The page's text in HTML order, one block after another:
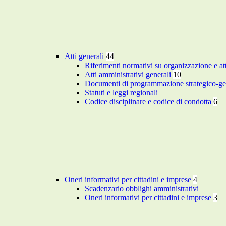
Atti generali 44
Riferimenti normativi su organizzazione e
Atti amministrativi generali 10
Documenti di programmazione strategico-
Statuti e leggi regionali
Codice disciplinare e codice di condotta 6
Oneri informativi per cittadini e imprese 4
Scadenzario obblighi amministrativi
Oneri informativi per cittadini e imprese 3